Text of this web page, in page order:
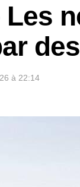
Les
à 22:14